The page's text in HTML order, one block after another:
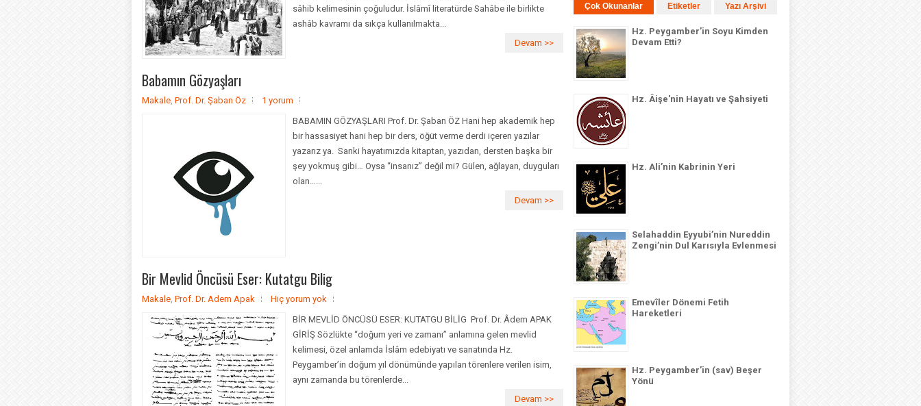
sâhib kelimesinin çoğuludur. İslâmî literatürde Sahâbe ile birlikte
ashâb kavramı da sıkça kullanılmakta...
Devam >>
Babamın Gözyaşları
Makale, Prof. Dr. Şaban Öz
1 yorum
BABAMIN GÖZYAŞLARI Prof. Dr. Şaban ÖZ Hani hep akademik hep
bir hassasiyet hani hep bir ders, öğüt verme derdi içeren yazılar
yazarız ya. Sanki hayatımızda kitaptan, yazıdan, dersten başka bir
şey yokmuş gibi… Oysa “insanız” değil mi? Gülen, ağlayan, duyguları
olan…...
Devam >>
Bir Mevlid Öncüsü Eser: Kutatgu Bilig
Makale, Prof. Dr. Adem Apak
Hiç yorum yok
BİR MEVLİD ÖNCÜSÜ ESER: KUTATGU BİLİG Prof. Dr. Âdem APAK
GİRİŞ Sözlükte “doğum yeri ve zamanı” anlamına gelen mevlid
kelimesi, özel anlamda İslâm edebiyatı ve sanatında Hz.
Peygamber’in doğum yıl dönümünde yapılan törenlere verilen isim,
aynı zamanda bu törenlerde...
Devam >>
Çok Okunanlar Etiketler Yazı Arşivi
Hz. Peygamber’in Soyu Kimden
Devam Etti?
Hz. Âişe'nin Hayatı ve Şahsiyeti
Hz. Ali’nin Kabrinin Yeri
Selahaddin Eyyubi’nin Nureddin
Zengi’nin Dul Karısıyla Evlenmesi
Emevîler Dönemi Fetih
Hareketleri
Hz. Peygamber’in (sav) Beşer
Yönü